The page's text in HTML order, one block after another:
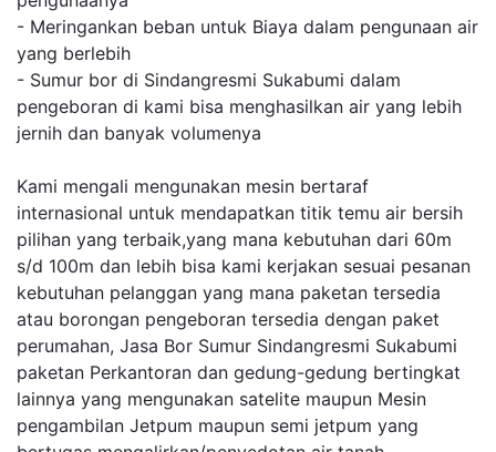
- Meringankan beban untuk Biaya dalam pengunaan air
yang berlebih
- Sumur bor di Sindangresmi Sukabumi dalam
pengeboran di kami bisa menghasilkan air yang lebih
jernih dan banyak volumenya
Kami mengali mengunakan mesin bertaraf
internasional untuk mendapatkan titik temu air bersih
pilihan yang terbaik,yang mana kebutuhan dari 60m
s/d 100m dan lebih bisa kami kerjakan sesuai pesanan
kebutuhan pelanggan yang mana paketan tersedia
atau borongan pengeboran tersedia dengan paket
perumahan, Jasa Bor Sumur Sindangresmi Sukabumi
paketan Perkantoran dan gedung-gedung bertingkat
lainnya yang mengunakan satelite maupun Mesin
pengambilan Jetpum maupun semi jetpum yang